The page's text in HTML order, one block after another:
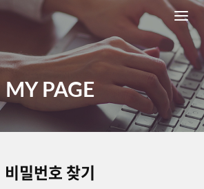
MY PAGE
비밀번호 찾기